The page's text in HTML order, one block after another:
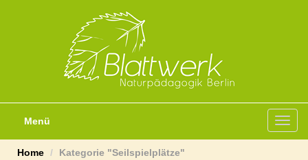
Menü
Home
Kategorie "Seilspielplätze"